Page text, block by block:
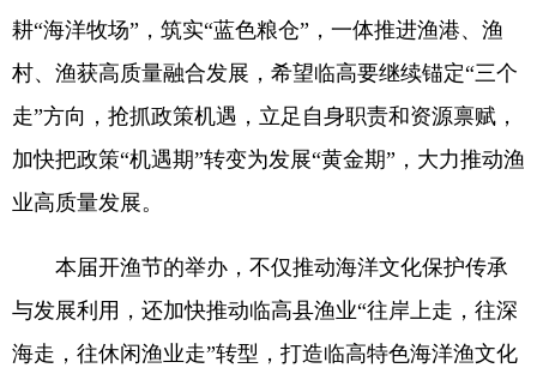
耕“海洋牧场”，筑实“蓝色粮仓”，一体推进渔港、渔
村、渔获高质量融合发展，希望临高要继续锚定“三个
走”方向，抢抓政策机遇，立足自身职责和资源禀赋，
加快把政策“机遇期”转变为发展“黄金期”，大力推动渔
业高质量发展。
本届开渔节的举办，不仅推动海洋文化保护传承
与发展利用，还加快推动临高县渔业“往岸上走，往深
海走，往休闲渔业走”转型，打造临高特色海洋渔文化